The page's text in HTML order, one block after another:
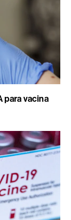
para vacina